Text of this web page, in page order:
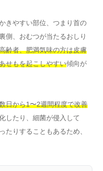
きやすい部位、つまり首の
側、おむつが当たるおしり
齢者、肥満気味の方は皮膚
せもを起こしやすい傾向が
日から1〜2週間程度で改善
したり、細菌が侵入して
たりすることもあるため、